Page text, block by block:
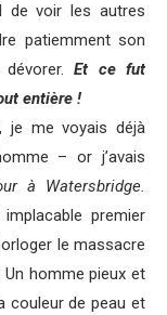
de voir les autres
patiemment son
dévorer.Et ce fut
entière !
je me voyais déjà
– or j’avais
à Watersbridge.
premier
le massacre
homme pieux et
couleur de peau et